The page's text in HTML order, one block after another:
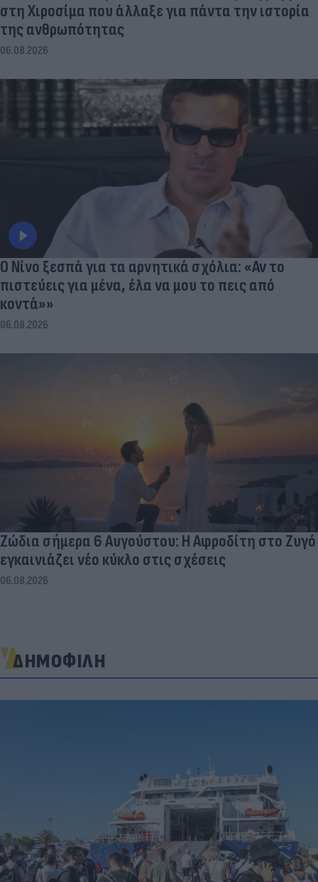
στη Χιροσίμα που άλλαξε για πάντα την ιστορία
της ανθρωπότητας
06.08.2026
Ο Νίνο ξεσπά για τα αρνητικά σχόλια: «Αν το
πιστεύεις για μένα, έλα να μου το πεις από
κοντά»»
06.08.2026
Ζώδια σήμερα 6 Αυγούστου: Η Αφροδίτη στο Ζυγό
εγκαινιάζει νέο κύκλο στις σχέσεις
06.08.2026
ΔΗΜΟΦΙΛΗ